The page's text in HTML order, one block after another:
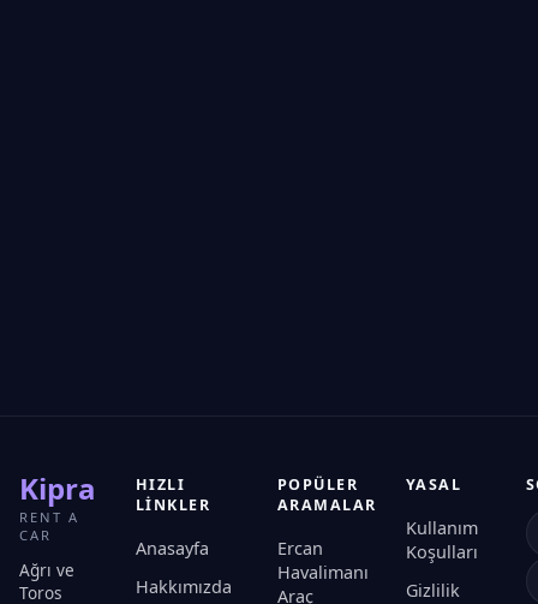
Kipra
RENT A
CAR
Ağrı ve
Toros
HIZLI
LINKLER
Anasayfa
Hakkımızda
POPÜLER
ARAMALAR
Ercan
Havalimanı
Araç
YASAL
Kullanım
Koşulları
Gizlilik